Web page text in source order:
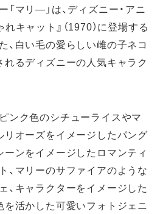
マリ―」は、ディズニー・アニ
キャット』（1970）に登場する
、白い毛の愛らしい雌の子ネコ
れるディズニーの人気キャラク
ンク色のシチューライスやマ
リオーズをイメージしたパング
ーンをイメージしたロマンティ
、マリーのサファイアのような
、キャラクターをイメージした
を活かした可愛いフォトジェニ